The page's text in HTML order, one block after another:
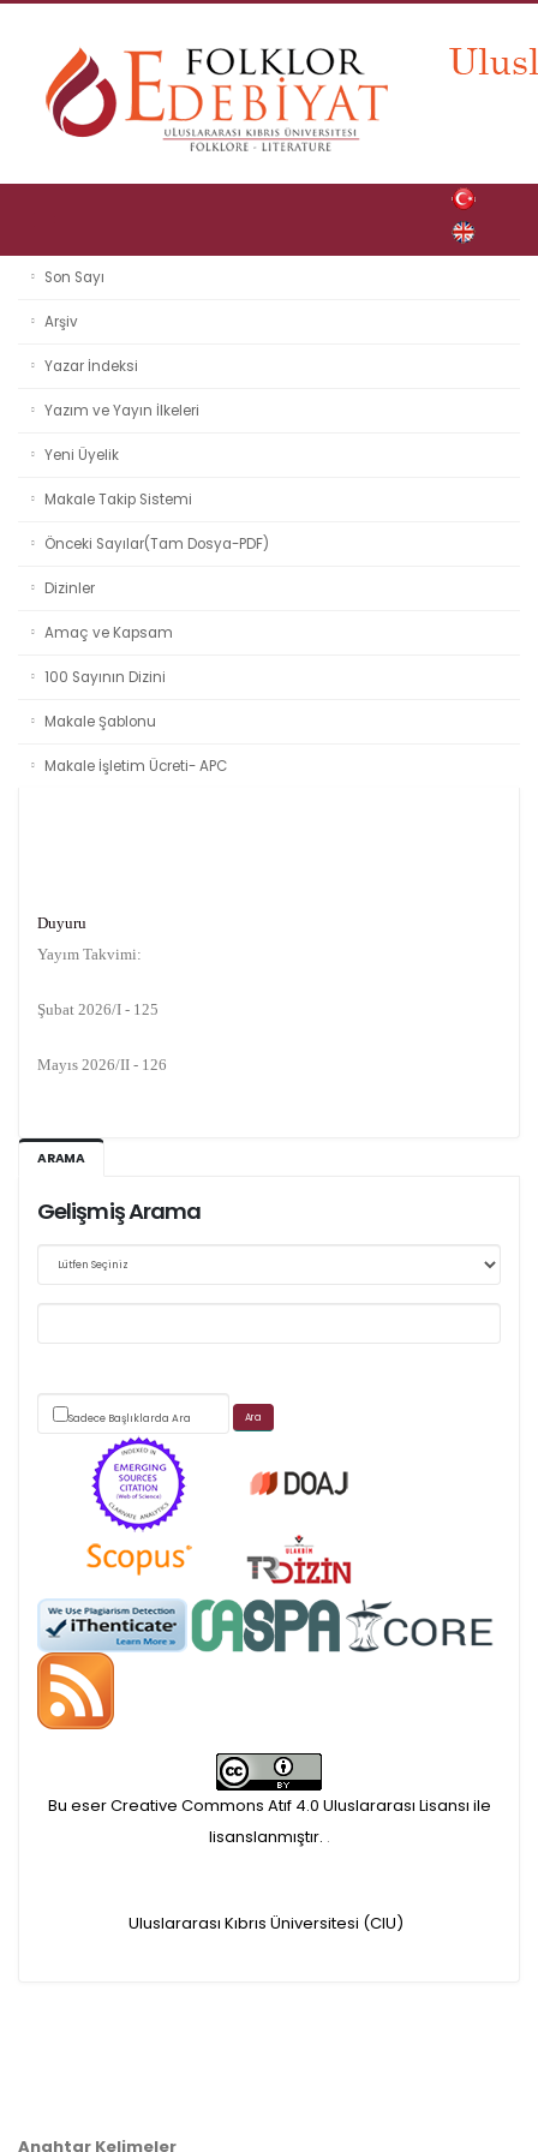
Son Sayı
Arşiv
Yazar İndeksi
Yazım ve Yayın İlkeleri
Yeni Üyelik
Makale Takip Sistemi
Önceki Sayılar(Tam Dosya-PDF)
Dizinler
Amaç ve Kapsam
100 Sayının Dizini
Makale Şablonu
Makale İşletim Ücreti- APC
Duyuru
Yayım Takvimi:
Şubat 2026/I - 125
Mayıs 2026/II - 126
Kasım 2026/IV - 128
üzerinden yürütülmektedir.
Scimago's grade
APC ödemesi
Öndenetimden geçen
makaleler için, 100 Avro
Makale İşletim Ücreti (APC)
makaleler için yazarlara
ARAMA
Gelişmiş Arama
Sadece Başlıklarda Ara
Bu eser Creative Commons Atıf 4.0 Uluslararası Lisansı ile
lisanslanmıştır. .
Uluslararası Kıbrıs Üniversitesi (CIU)
Anahtar Kelimeler